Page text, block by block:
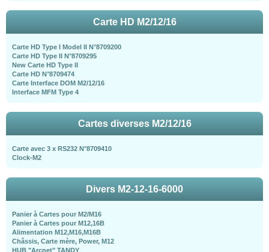
Carte HD M2/12/16
Carte HD Type I Model II N°8709200
Carte HD Type II N°8709295
New Carte HD Type II
Carte HD N°8709474
Carte Interface DOM M2/12/16
Interface MFM Type 4
Cartes diverses M2/12/16
Carte avec 3 x RS232 N°8709410
Clock-M2
Divers M2-12-16-6000
Panier à Cartes pour M2/M16
Panier à Cartes pour M12,16B
Alimentation M12,M16,M16B
Châssis, Carte mère, Power, M12
HUB "Arcnet" TANDY